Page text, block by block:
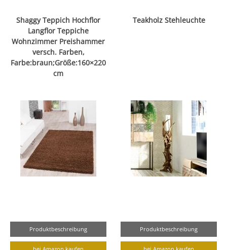
Shaggy Teppich Hochflor
Langflor Teppiche
Wohnzimmer Preishammer
versch. Farben,
Farbe:braun;Größe:160×220
cm
Produktbeschreibung
Teakholz Stehleuchte
Produktbeschreibung